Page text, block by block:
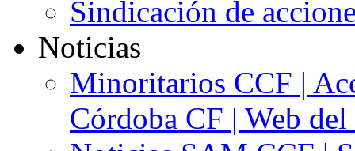
Sindicación de
Noticias
Minoritarios CCF |
Córdoba CF | Web